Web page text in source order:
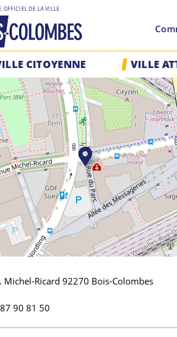
OFFICIEL DE LA VILLE
CITOYENNE VILLE
Michel-Ricard 92270 Bois-Colombes
90 81 50